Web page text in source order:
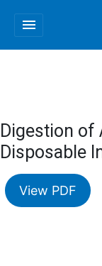
menu
Digestion of
Disposable
View PDF